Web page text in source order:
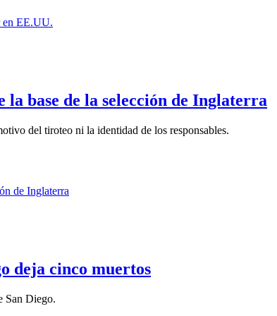
la base de la selección de Inglaterra
del tiroteo ni la identidad de los responsables.
deja cinco muertos
San Diego.